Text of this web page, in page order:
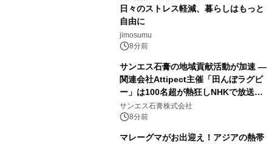
日々のストレス軽減、暮らしはもっと
自由に
jimosumu
8分前
サンエス石膏の地域貢献活動が加速 ―
関連会社Attipect主催「田んぼラグビ
ー」は100名超が熱狂しNHKで放送さ
れました。
サンエス石膏株式会社
8分前
マレーグマがお出迎え！アジアの熱帯